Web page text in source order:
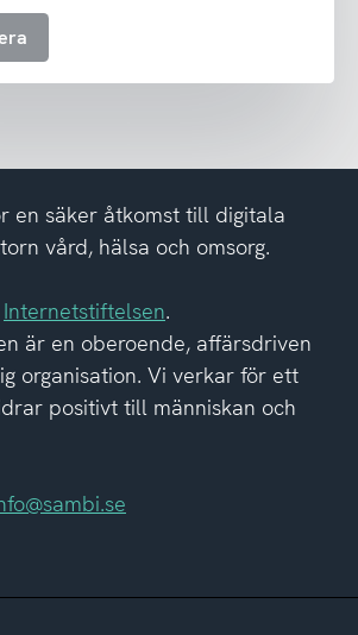
en säker åtkomst till digitala
vård, hälsa och omsorg.
Internetstiftelsen.
är en oberoende, affärsdriven
organisation. Vi verkar för ett
positivt till människan och